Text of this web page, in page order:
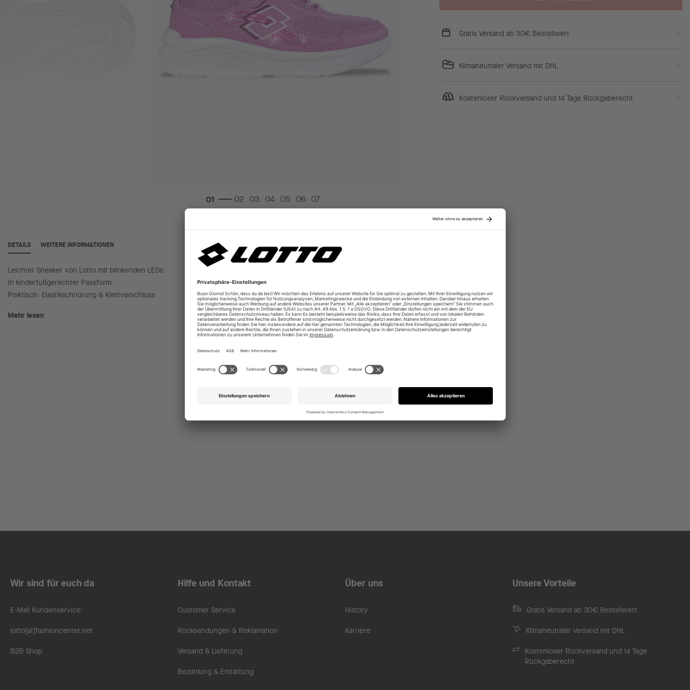
Gratis Versand ab 30€ Bestellwert
Klimaneutraler Versand mit DHL
Kostenloser Rückversand und 14 Tage Rückgaberecht
DETAILS
Leichter Sneaker von Lotto mit blinkenden LEDs
In kinderfußgerechter Passform
Praktisch: Elastikschnürung & Klettverschluss
Sohle aus leichtem Phylon
Ideal für Schule & Kindergarten
Mehr lesen
WEITERE INFORMATIONEN
Wir sind für euch da
E-Mail Kundenservice:
lotto[at]fashioncenter.net
B2B Shop
Hilfe und Kontakt
Customer Service
Rücksendungen & Reklamation
Versand & Lieferung
Bezahlung & Erstattung
Über uns
History
Karriere
Unsere Vorteile
Gratis Versand ab 30€ Bestellwert
Klimaneutraler Versand mit DHL
Kostenloser Rückversand und 14 Tage
Rückgaberecht